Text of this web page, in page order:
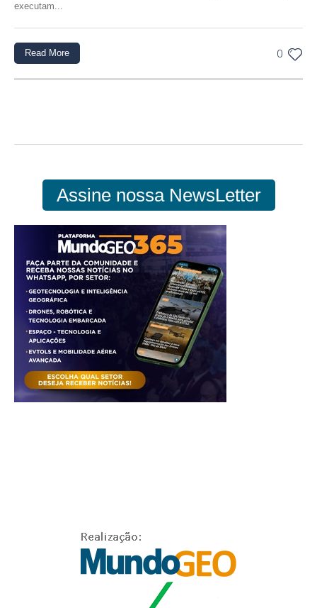
executam...
0
Read More
Assine nossa NewsLetter